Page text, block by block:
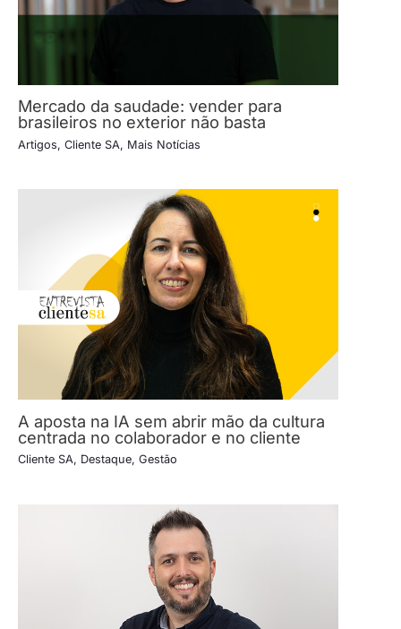
Mercado da saudade: vender para
brasileiros no exterior não basta
Artigos, Cliente SA, Mais Notícias
A aposta na IA sem abrir mão da cultura
centrada no colaborador e no cliente
Cliente SA, Destaque, Gestão